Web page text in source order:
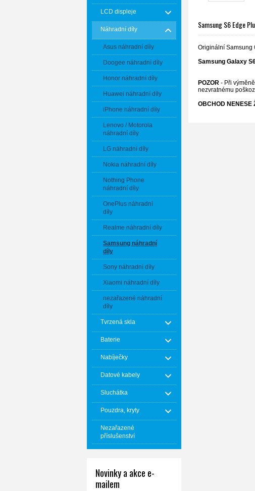
LCD displeje
Náhradní díly
Asus náhradní díly
Doogee náhradní díly
Honor náhradní díly
Huawei náhradní díly
iPhone náhradní díly
Lenovo / Motorola
náhradní díly
LG náhradní díly
Nokia náhradní díly
Nothing Phone
náhradní díly
OnePlus náhradní
díly
Realme náhradní díly
Samsung náhradní
díly
Sony náhradní díly
Xiaomi náhradní díly
nezařazené náhradní
díly
Tvrzená skla
Baterie
Nabíječky
Datové kabely
Sluchátka
Pouzdra, kryty
Nezařazené
příslušenství
Novinky a akce e-
mailem
Samsung S6 Edge
Originální Samsung
Samsung Galaxy
POZOR - Při
nezvratnému
OBCHOD NENESE